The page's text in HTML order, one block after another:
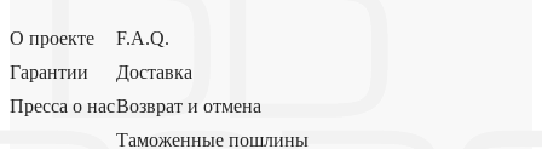
О проекте
Гарантии
Пресса о нас
F.A.Q.
Доставка
Возврат и отмена
Таможенные пошлины